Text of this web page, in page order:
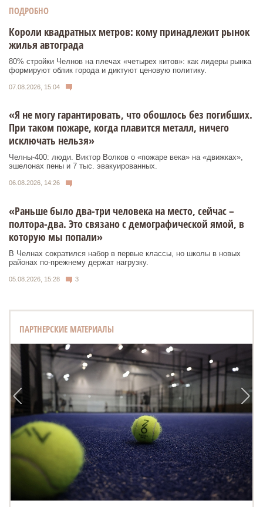
ПОДРОБНО
Короли квадратных метров: кому принадлежит рынок
жилья автограда
80% стройки Челнов на плечах «четырех китов»: как лидеры рынка
формируют облик города и диктуют ценовую политику.
07.08.2026, 15:04
«Я не могу гарантировать, что обошлось без погибших.
При таком пожаре, когда плавится металл, ничего
исключать нельзя»
Челны-400: люди. Виктор Волков о «пожаре века» на «движках»,
эшелонах пены и 7 тыс. эвакуированных.
06.08.2026, 14:26
«Раньше было два-три человека на место, сейчас –
полтора-два. Это связано с демографической ямой, в
которую мы попали»
В Челнах сократился набор в первые классы, но школы в новых
районах по-прежнему держат нагрузку.
05.08.2026, 15:28 3
ПАРТНЕРСКИЕ МАТЕРИАЛЫ